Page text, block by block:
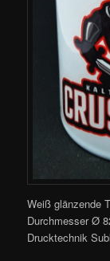
Weiß glänzende
Durchmesser Ø
Drucktechnik